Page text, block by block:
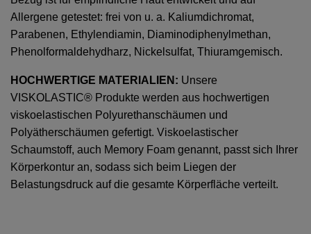
Allergene getestet: frei von u. a. Kaliumdichromat,
Parabenen, Ethylendiamin, Diaminodiphenylmethan,
Phenolformaldehydharz, Nickelsulfat, Thiuramgemisch.
HOCHWERTIGE MATERIALIEN: Unsere
VISKOLASTIC® Produkte werden aus hochwertigen
viskoelastischen Polyurethanschäumen und
Polyätherschäumen gefertigt. Viskoelastischer
Schaumstoff, auch Memory Foam genannt, passt sich Ihrer
Körperkontur an, sodass sich beim Liegen der
Belastungsdruck auf die gesamte Körperfläche verteilt.